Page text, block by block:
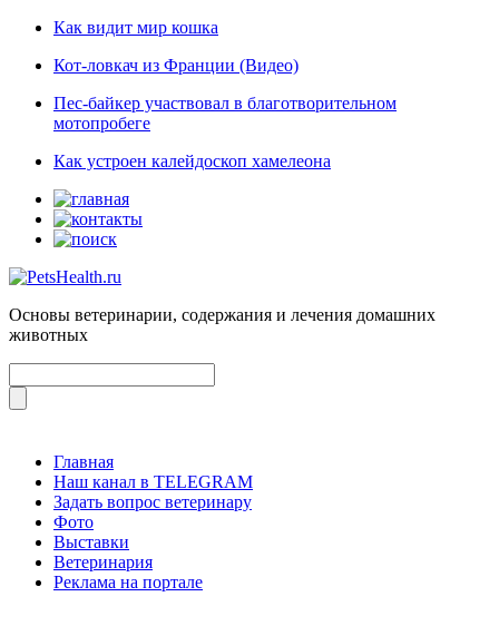
Как видит мир кошка
Кот-ловкач из Франции (Видео)
Пес-байкер участвовал в благотворительном
мотопробеге
Как устроен калейдоскоп хамелеона
Основы ветеринарии, содержания и лечения домашних
животных
Главная
Наш канал в TELEGRAM
Задать вопрос ветеринару
Фото
Выставки
Ветеринария
Реклама на портале